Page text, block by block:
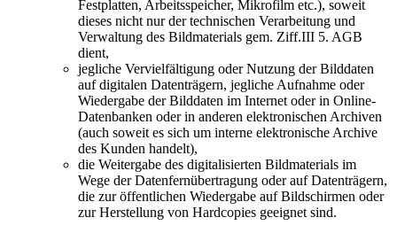
Festplatten, Arbeitsspeicher, Mikrofilm etc.), soweit
dieses nicht nur der technischen Verarbeitung und
Verwaltung des Bildmaterials gem. Ziff.III 5. AGB
dient,
jegliche Vervielfältigung oder Nutzung der Bilddaten
auf digitalen Datenträgern, jegliche Aufnahme oder
Wiedergabe der Bilddaten im Internet oder in Online-
Datenbanken oder in anderen elektronischen Archiven
(auch soweit es sich um interne elektronische Archive
des Kunden handelt),
die Weitergabe des digitalisierten Bildmaterials im
Wege der Datenfernübertragung oder auf Datenträgern,
die zur öffentlichen Wiedergabe auf Bildschirmen oder
zur Herstellung von Hardcopies geeignet sind.